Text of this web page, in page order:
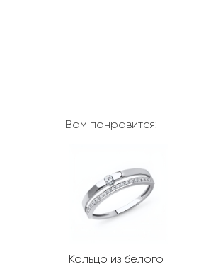
Вам понравится:
Кольцо из белого